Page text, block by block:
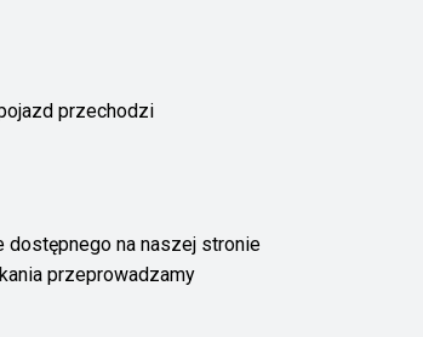
przechodzi
na naszej stronie
przeprowadzamy